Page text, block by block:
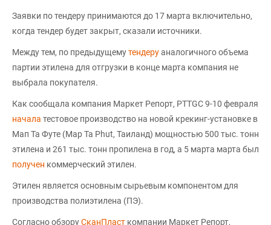
Заявки по тендеру принимаются до 17 марта включительно,
когда тендер будет закрыт, сказали источники.
Между тем, по предыдущемутендеруаналогичного объема
партии этилена для отгрузки в конце марта компания не
выбрала покупателя.
Как сообщала компания Маркет Репорт, PTTGC 9-10 февраля
начала тестовое производство на новой крекинг-установке в
Мап Та Футе (Map Ta Phut, Таиланд) мощностью 500 тыс. тонн
этилена и 261 тыс. тонн пропилена в год, а 5 марта марта был
получен коммерческий этилен.
Этилен является основным сырьевым компонентом для
производства полиэтилена (ПЭ).
Согласно обзоруСканПласт компании Маркет Репорт,